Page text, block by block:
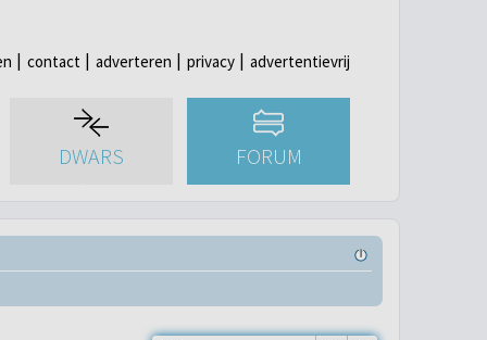
contact adverteren privacy advertentievrij
DWARS FORUM